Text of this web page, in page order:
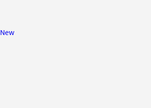
New